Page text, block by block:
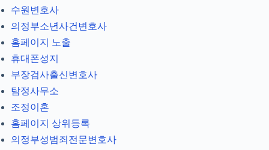
수원변호사
의정부소년사건변호사
홈페이지 노출
휴대폰성지
부장검사출신변호사
탐정사무소
조정이혼
홈페이지 상위등록
의정부성범죄전문변호사